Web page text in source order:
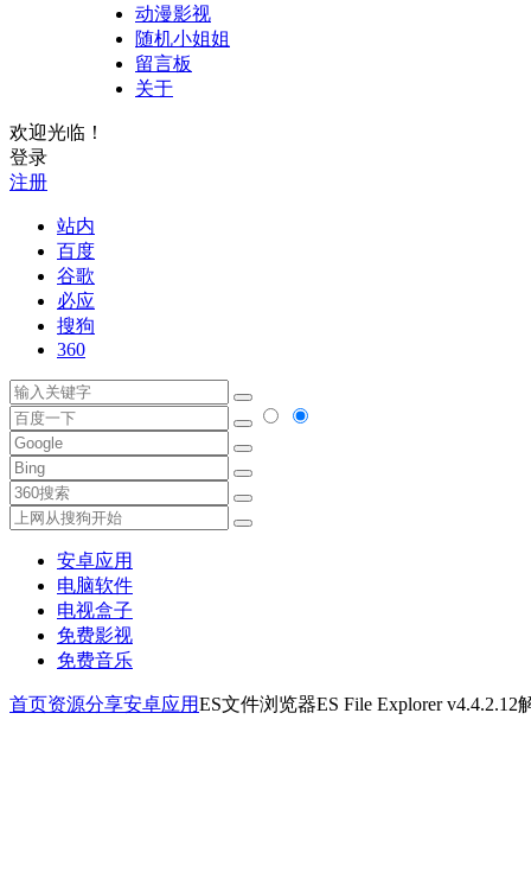
动漫影视
随机小姐姐
留言板
关于
欢迎光临！
登录
注册
站内
百度
谷歌
必应
搜狗
360
安卓应用
电脑软件
电视盒子
免费影视
免费音乐
首页资源分享安卓应用ES文件浏览器ES File Explorer v4.4.2.12